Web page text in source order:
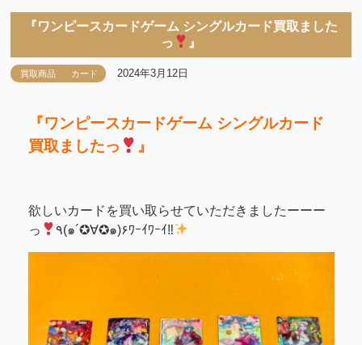
『ワンピースカードゲーム シングルカード買取ました
っ
』
買取商品 カード 2024年3月12日
『ワンピースカードゲーム シングルカード
買取ましたっ
』
欲しいカードを買い取らせていただきましたーーー
っ
٩(๑´✪∀✪๑)۶ﾜｰｲﾜｰｲ‼